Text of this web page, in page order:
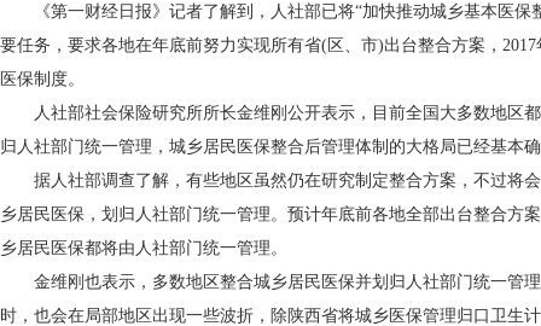
《第一财经日报》记者了解到，人社部已将“加快推动城乡基本医保
要任务，要求各地在年底前努力实现所有省(区、市)出台整合方案，
医保制度。
人社部社会保险研究所所长金维刚公开表示，目前全国大多数地区
归人社部门统一管理，城乡居民医保整合后管理体制的大格局已经基本
据人社部调查了解，有些地区虽然仍在研究制定整合方案，不过将
乡居民医保，划归人社部门统一管理。预计年底前各地全部出台整合方
乡居民医保都将由人社部门统一管理。
金维刚也表示，多数地区整合城乡居民医保并划归人社部门统一管
时，也会在局部地区出现一些波折，除陕西省将城乡医保管理归口卫生